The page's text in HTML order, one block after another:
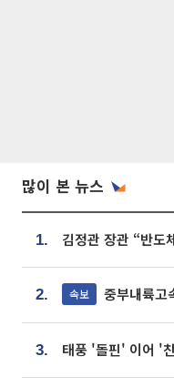
많이 본 뉴스
1.
2. 속보 중부내륙고
3.